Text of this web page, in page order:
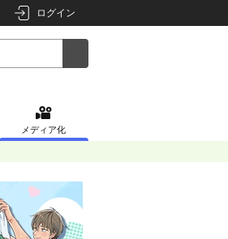
ログイン
メディア化